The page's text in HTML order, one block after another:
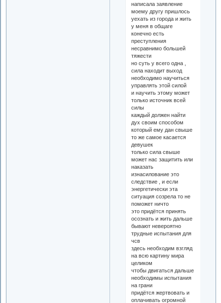
написала заявление
моему другу пришлось
уехать из города и жить
у меня в общаге
конечно есть
преступления
несравнимо большей
тяжести
но суть у всего одна ,
сила находит выход
необходимо научиться
управлять этой силой
и научить этому может
только источник всей
силы
каждый должен найти
дух своим способом
который ему дан свыше
то же самое касается
девушек
только сила свыше
может нас защитить или
наказать
изнасилование это
следствие , и если
энергетически эта
ситуация созрела то не
поможет ничто
это придётся принять
осознать и жить дальше
бывают невероятно
трудные испытания для
чсв
здесь необходим взгляд
на всю картину мира
целиком
чтобы двигаться дальше
необходимы испытания
на грани
придётся жертвовать и
оплачивать огромной